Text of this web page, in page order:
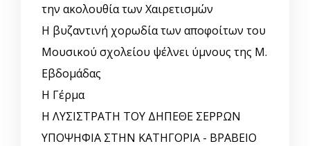
την ακολουθία των Χαιρετισμών
Η βυζαντινή χορωδία των αποφοίτων του
Μουσικού σχολείου ψέλνει ύμνους της Μ.
Εβδομάδας
Η Γέρμα
Η ΛΥΣΙΣΤΡΑΤΗ ΤΟΥ ΔΗΠΕΘΕ ΣΕΡΡΩΝ
ΥΠΟΨΗΦΙΑ ΣΤΗΝ ΚΑΤΗΓΟΡΙΑ - ΒΡΑΒΕΙΟ